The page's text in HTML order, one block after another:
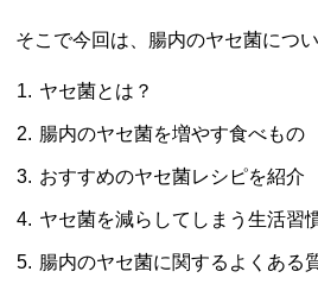
そこで今回は、腸内のヤセ菌につ
ヤセ菌とは？
腸内のヤセ菌を増やす食べもの
おすすめのヤセ菌レシピを紹介
ヤセ菌を減らしてしまう生活習
腸内のヤセ菌に関するよくある